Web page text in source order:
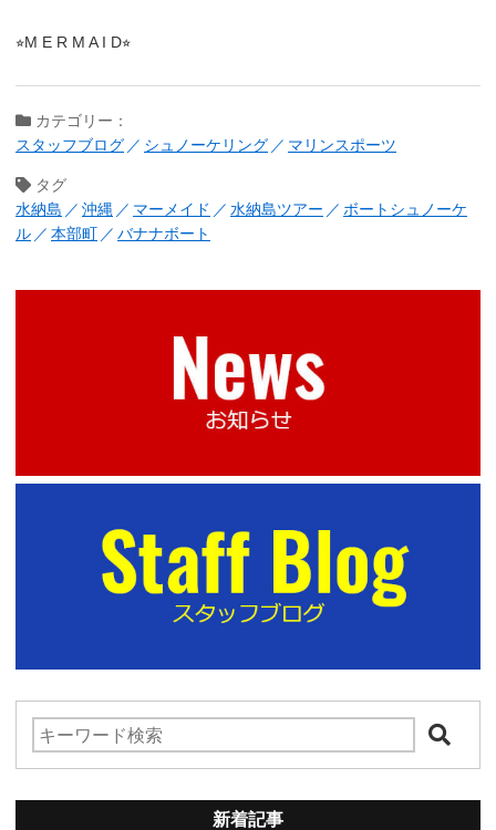
⭐︎M E R M A I D⭐︎
カテゴリー：
スタッフブログ
シュノーケリング マリンスポーツ
タグ
水納島
沖縄 マーメイド 水納島ツアー
ボートシュノーケ
ル
本部町 バナナボート
新着記事